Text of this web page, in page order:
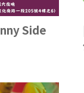
Side